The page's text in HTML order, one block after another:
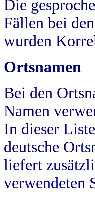
Die
Fällen bei
wurden
Ortsnamen
Bei den
Namen
In dieser
deutsche
liefert
verwendeten